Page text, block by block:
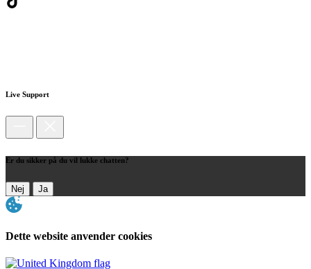
Live Support
Er du sikker på du vil lukke chatten?
Nej Ja
Dette website anvender cookies